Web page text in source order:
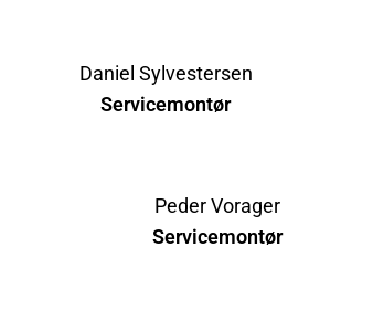
Daniel Sylvestersen
Servicemontør
Peder Vorager
Servicemontør